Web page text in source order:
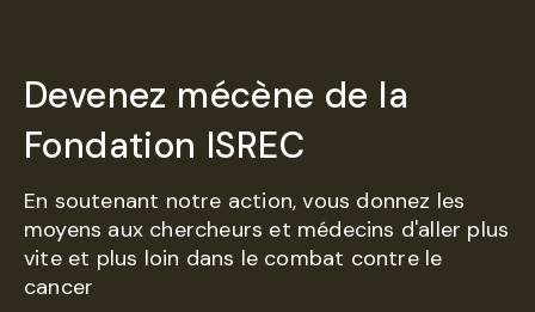
Devenez mécène de la
Fondation ISREC
En soutenant notre action, vous donnez les
moyens aux chercheurs et médecins d'aller plus
vite et plus loin dans le combat contre le
cancer